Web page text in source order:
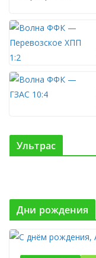
Ультрас
Дни рождения